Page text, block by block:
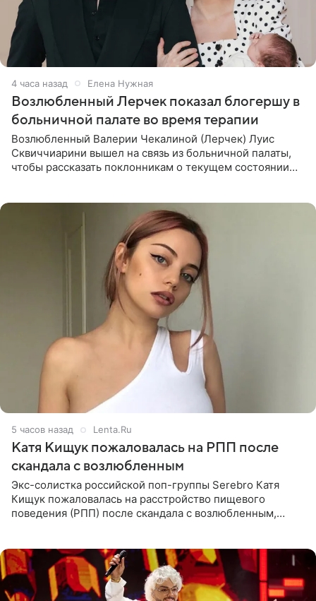
4 часа назад Елена Нужная
Возлюбленный Лерчек показал блогершу в
больничной палате во время терапии
Возлюбленный Валерии Чекалиной (Лерчек) Луис
Сквиччиарини вышел на связь из больничной палаты,
чтобы рассказать поклонникам о текущем состоянии
5 часов назад Lenta.Ru
Катя Кищук пожаловалась на РПП после
скандала с возлюбленным
Экс-солистка российской поп-группы Serebro Катя
Кищук пожаловалась на расстройство пищевого
поведения (РПП) после скандала с возлюбленным,